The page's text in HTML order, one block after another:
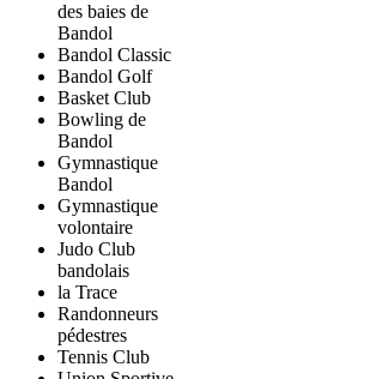
des baies de
Bandol
Bandol Classic
Bandol Golf
Basket Club
Bowling de
Bandol
Gymnastique
Bandol
Gymnastique
volontaire
Judo Club
bandolais
la Trace
Randonneurs
pédestres
Tennis Club